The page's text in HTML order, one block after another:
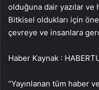
olduğuna dair yazılar ve
Bitkisel oldukları için
çevreye ve insanlara
Haber Kaynak :
“Yayınlanan tüm haber